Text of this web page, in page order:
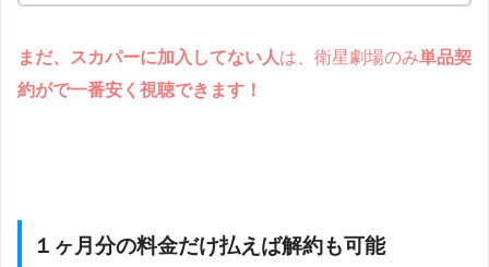
まだ、スカパーに加入してない人は、衛星劇場のみ単品契
約がで一番安く視聴できます！
１ヶ月分の料金だけ払えば解約も可能